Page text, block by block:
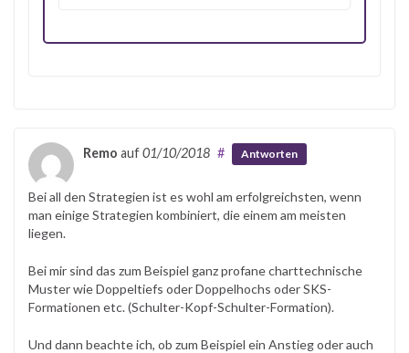
Remo auf01/10/2018 # Antworten
Bei all den Strategien ist es wohl am erfolgreichsten, wenn
man einige Strategien kombiniert, die einem am meisten
liegen.
Bei mir sind das zum Beispiel ganz profane charttechnische
Muster wie Doppeltiefs oder Doppelhochs oder SKS-
Formationen etc. (Schulter-Kopf-Schulter-Formation).
Und dann beachte ich, ob zum Beispiel ein Anstieg oder auch